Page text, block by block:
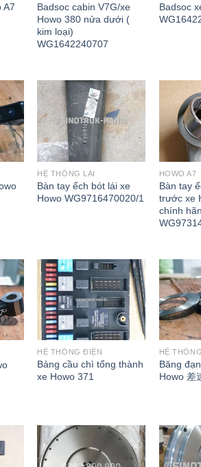
A7
Badsoc cabin V7G/xe
Howo 380 nửa dưới (
kim loại)
WG1642240707
Badsoc
HỆ THỐNG LÁI
Bàn tay ếch bót lái xe
Howo WG9716470020/1
HOWO A7
Bàn tay
trước xe
chính
HỆ THỐNG ĐIỆN
Bảng cầu chì tổng thành
xe Howo 371
HỆ
Băng
Howo 差